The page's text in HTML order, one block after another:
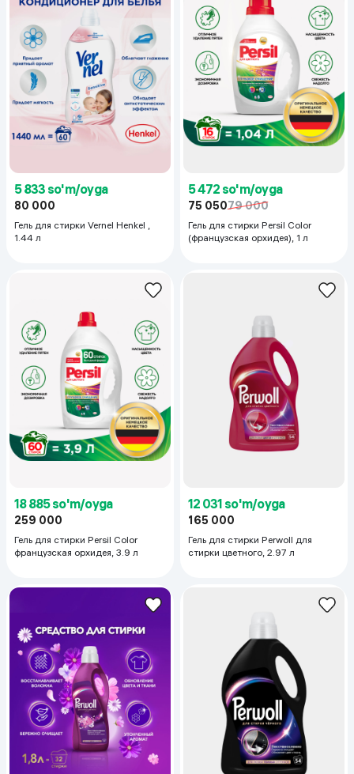
5 833 so'm/oyga
80 000
Гель для стирки Vernel Henkel ,
1.44 л
5 472 so'm/oyga
75 05079 000
Гель для стирки Persil Color
(французская орхидея), 1 л
18 885 so'm/oyga
259 000
Гель для стирки Persil Color
французская орхидея, 3.9 л
12 031 so'm/oyga
165 000
Гель для стирки Perwoll для
стирки цветного, 2.97 л